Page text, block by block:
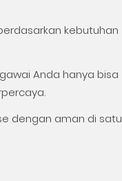
kebutuhan
Anda hanya bisa
dengan aman di satu